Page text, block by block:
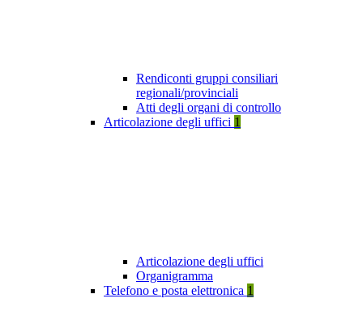
Rendiconti gruppi consiliari
regionali/provinciali
Atti degli organi di controllo
Articolazione degli uffici 1
Articolazione degli uffici
Organigramma
Telefono e posta elettronica 1